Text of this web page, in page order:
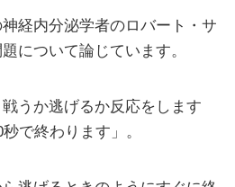
経内分泌学者のロバート・サ
について論じています。
戦うか逃げるか反応をします
で終わります」。